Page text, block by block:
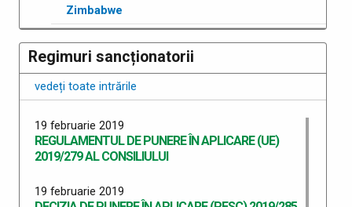
Zimbabwe
Regimuri sancționatorii
vedeți toate intrările
19 februarie 2019
REGULAMENTUL DE PUNERE ÎN APLICARE (UE)
2019/279 AL CONSILIULUI
19 februarie 2019